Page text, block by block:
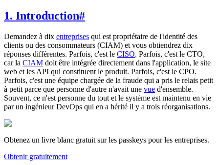
1. Introduction#
Demandez à dix entreprises qui est propriétaire de l'identité des
clients ou des consommateurs (CIAM) et vous obtiendrez dix
réponses différentes. Parfois, c'est le CISO. Parfois, c'est le CTO,
car la CIAM doit être intégrée directement dans l'application, le site
web et les API qui constituent le produit. Parfois, c'est le CPO.
Parfois, c'est une équipe chargée de la fraude qui a pris le relais petit
à petit parce que personne d'autre n'avait une vue d'ensemble.
Souvent, ce n'est personne du tout et le système est maintenu en vie
par un ingénieur DevOps qui en a hérité il y a trois réorganisations.
Obtenez un livre blanc gratuit sur les passkeys pour les entreprises.
Obtenir gratuitement